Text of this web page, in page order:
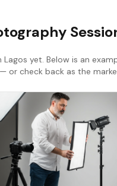
Lagos yet. Below is an
or check back as the